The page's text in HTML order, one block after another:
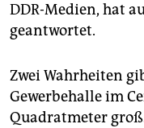
DDR-Medien, hat
geantwortet.
Zwei Wahrheiten
Gewerbehalle im
Quadratmeter